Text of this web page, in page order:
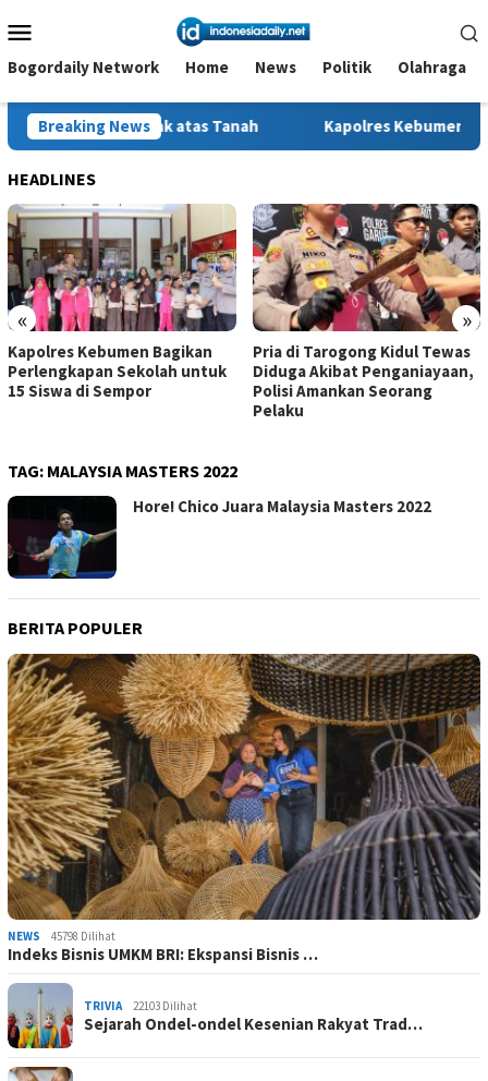
ke
kontenMobile
Bogordaily Network Home News Politik Olahraga
Breaking News
Hak atas Tanah Kapolres Kebumen Bagikan
HEADLINES
« »
Kapolres Kebumen Bagikan
Perlengkapan Sekolah untuk
15 Siswa di Sempor
Pria di Tarogong Kidul Tewas
Diduga Akibat Penganiayaan,
Polisi Amankan Seorang
Pelaku
TAG: MALAYSIA MASTERS 2022
Hore! Chico Juara Malaysia Masters 2022
BERITA POPULER
NEWS 45798 Dilihat
Indeks Bisnis UMKM BRI: Ekspansi Bisnis …
TRIVIA 22103 Dilihat
Sejarah Ondel-ondel Kesenian Rakyat Trad…